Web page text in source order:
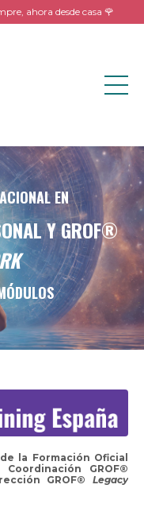
ahora desde casa 🌹
EN
Y GROF®
la Formación Oficial
GROF®
GROF®Legacy